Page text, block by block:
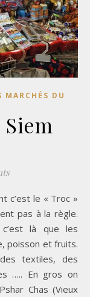
MARCHÉS DU
pas à la règle.
là que les
poisson et fruits.
textiles, des
….. En gros on
Chas (Vieux